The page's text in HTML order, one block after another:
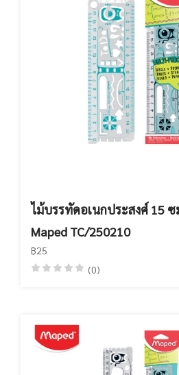
ไม้บรรทัดอเนกประสงศ์ 15 ซ
Maped TC/250210
฿25
(0)